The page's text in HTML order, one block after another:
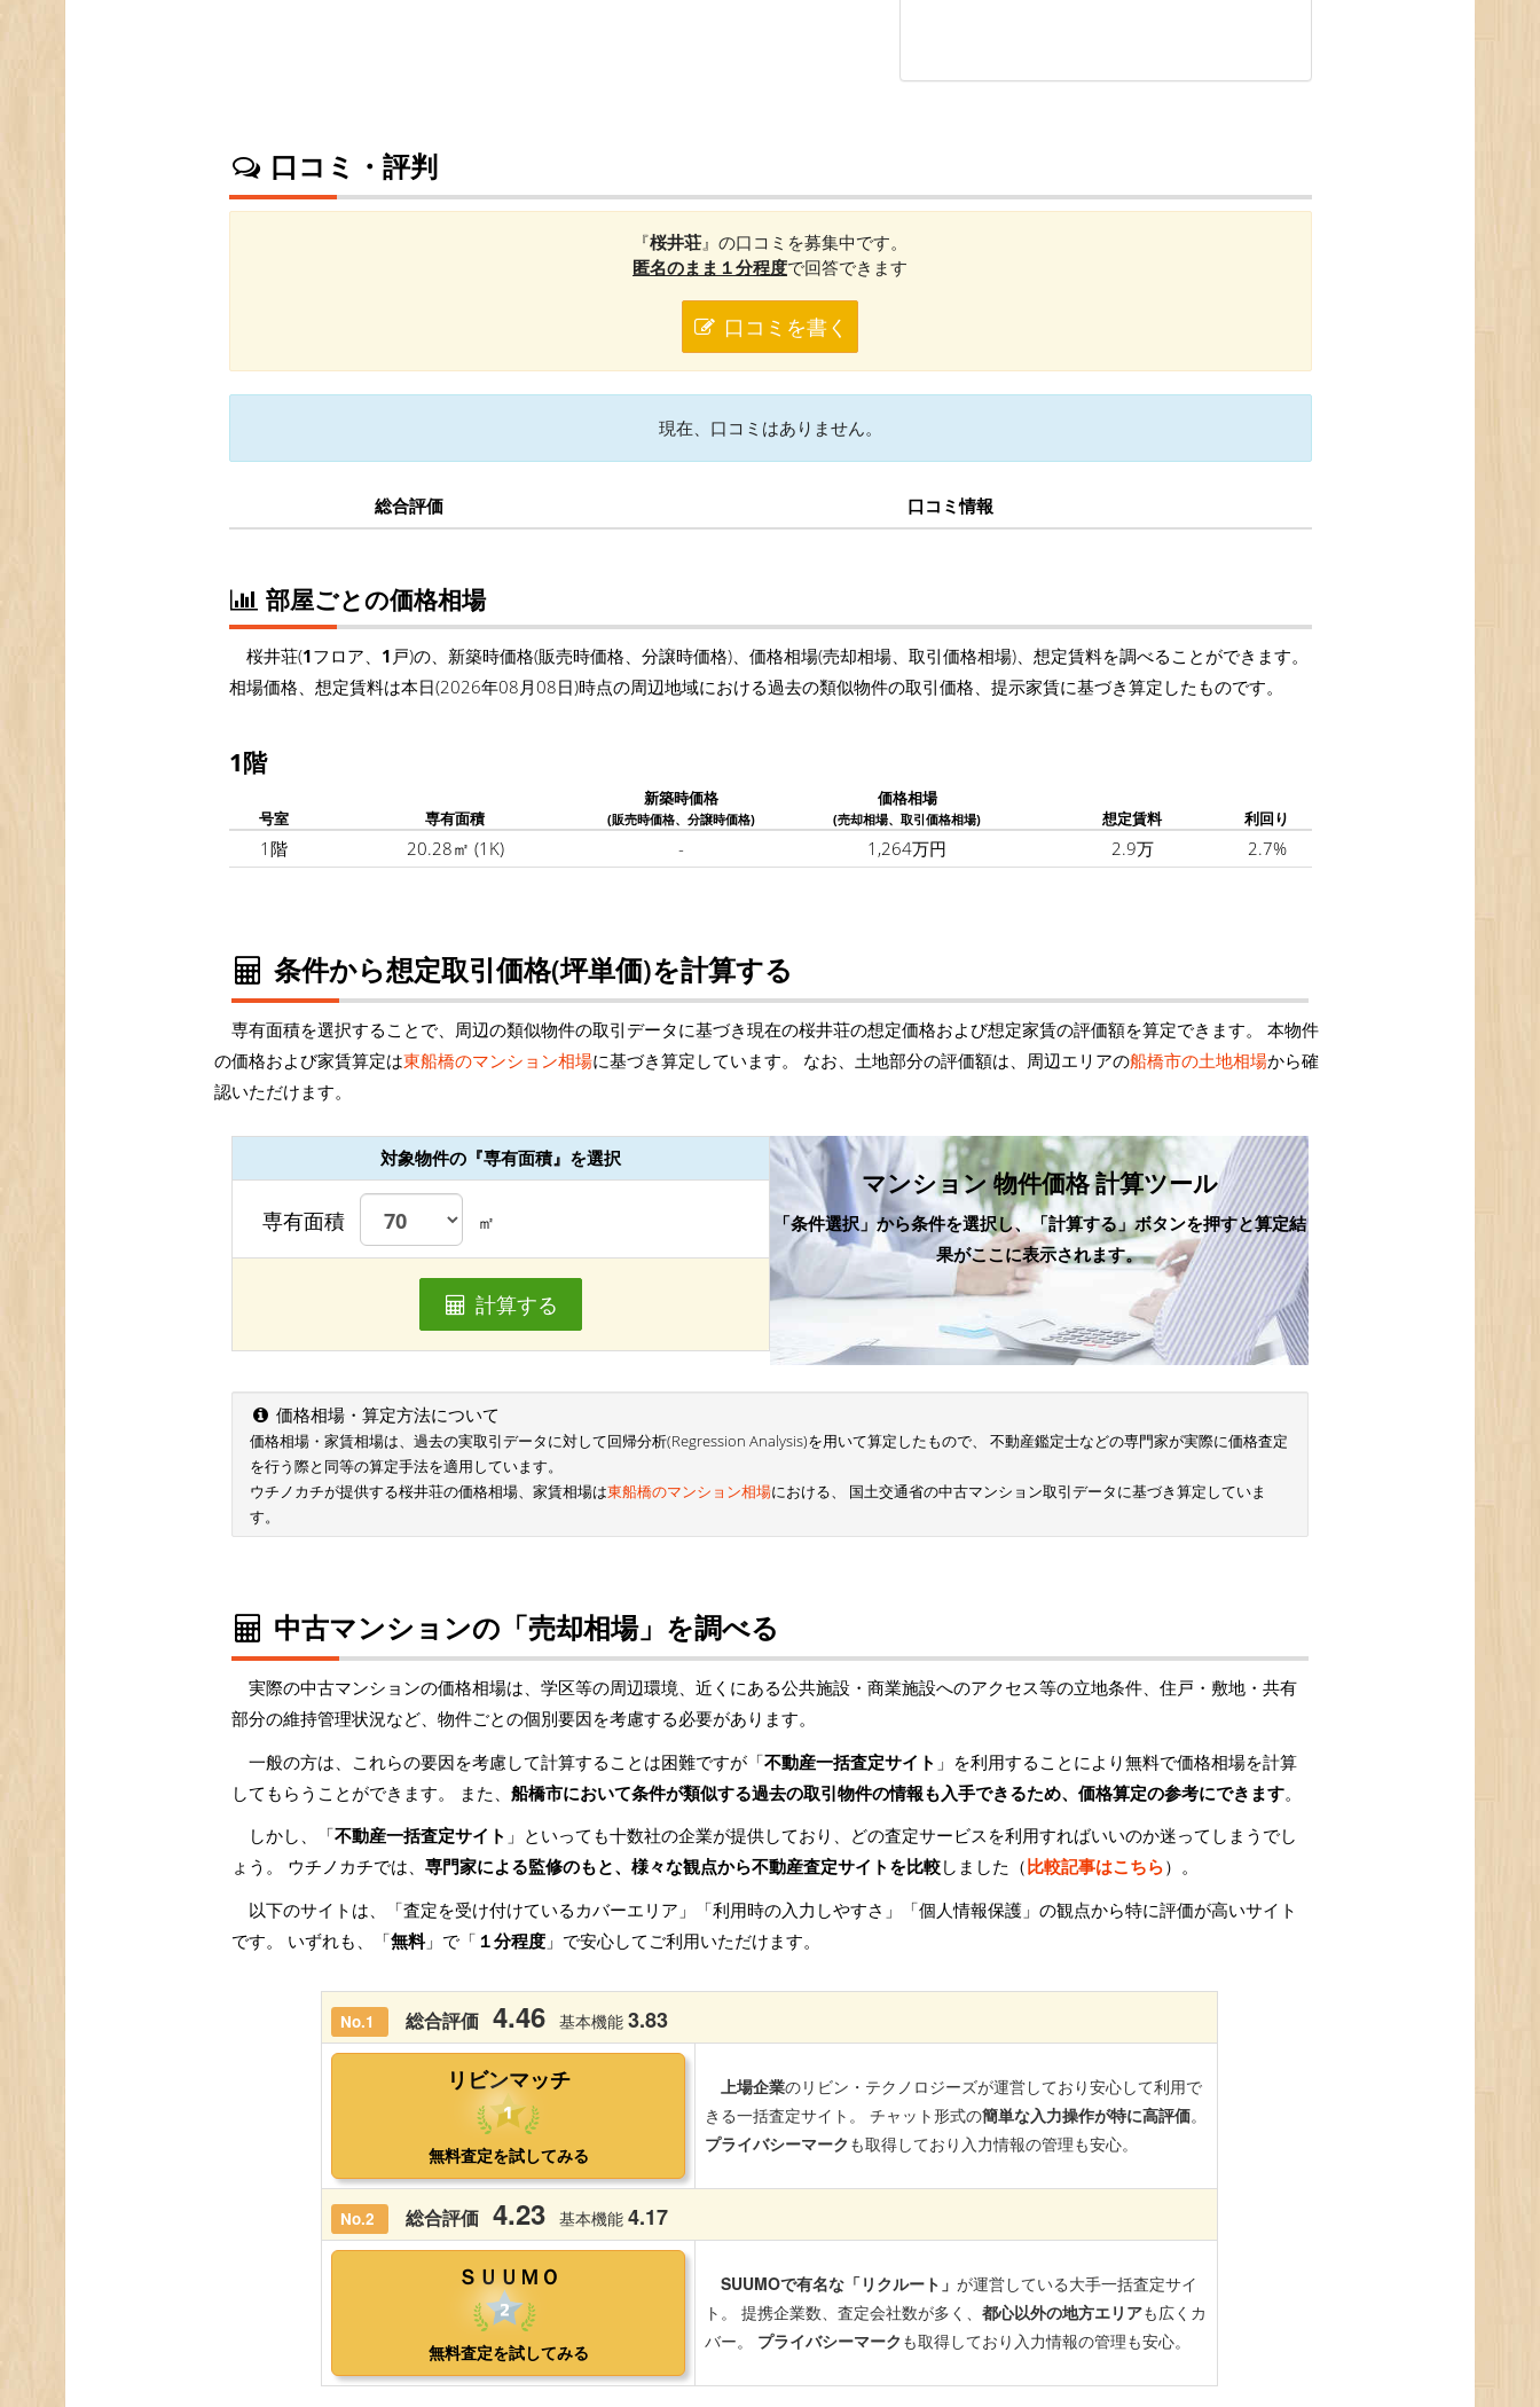
口コミ・評判
『桜井荘 』の口コミを募集中です。
匿名のまま１分程度で回答できます
口コミを書く
現在、口コミはありません。
総合評価 口コミ情報
部屋ごとの価格相場
桜井荘(1フロア、 1 戸)の、新築時価格(販売時価格、分譲時価格)、価格相場(売却相場、取引価格相場)、想定賃料を調べることができます。
相場価格、想定賃料は本日(2026年08月08日)時点の周辺地域における過去の類似物件の取引価格、提示家賃に基づき算定したものです。
1階
号室 専有面積
新築時価格
(販売時価格、分譲時価格)
価格相場
(売却相場、取引価格相場) 想定賃料 利回り
1階 20.28㎡ (1K) - 1,264万円 2.9万 2.7%
条件から想定取引価格(坪単価)を計算する
専有面積を選択することで、周辺の類似物件の取引データに基づき現在の桜井荘の想定価格および想定家賃の評価額を算定できます。 本物件
の価格および家賃算定は東船橋のマンション相場に基づき算定しています。 なお、土地部分の評価額は、周辺エリアの船橋市の土地相場から確
認いただけます。
対象物件の『専有面積』を選択
専有面積 ㎡
計算する
マンション 物件価格 計算ツール
「条件選択」から条件を選択し、「計算する」ボタンを押すと算定結
果がここに表示されます。
価格相場・算定方法について
価格相場・家賃相場は、過去の実取引データに対して回帰分析(Regression Analysis)を用いて算定したもので、 不動産鑑定士などの専門家が実際に価格査定
を行う際と同等の算定手法を適用しています。
ウチノカチが提供する桜井荘の価格相場、家賃相場は東船橋のマンション相場における、 国土交通省の中古マンション取引データに基づき算定していま
す。
中古マンションの「売却相場」を調べる
実際の中古マンションの価格相場は、学区等の周辺環境、近くにある公共施設・商業施設へのアクセス等の立地条件、住戸・敷地・共有
部分の維持管理状況など、物件ごとの個別要因を考慮する必要があります。
一般の方は、これらの要因を考慮して計算することは困難ですが「不動産一括査定サイト 」を利用することにより無料で価格相場を計算
してもらうことができます。 また、 船橋市において条件が類似する過去の取引物件の情報も入手できるため、価格算定の参考にできます。
しかし、「不動産一括査定サイト 」といっても十数社の企業が提供しており、どの査定サービスを利用すればいいのか迷ってしまうでし
ょう。 ウチノカチでは、 専門家による監修のもと、様々な観点から不動産査定サイトを比較しました（比較記事はこちら）。
以下のサイトは、「査定を受け付けているカバーエリア」「利用時の入力しやすさ」「個人情報保護」の観点から特に評価が高いサイト
です。 いずれも、「無料」で「 １分程度 」で安心してご利用いただけます。